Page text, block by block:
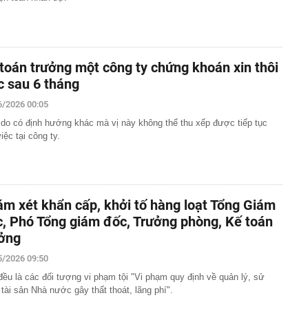
trưởng một công ty chứng khoán xin thôi
sau 6 tháng
2026 00:05
có định hướng khác mà vị này không thể thu xếp được tiếp tục
tại công ty.
xét khẩn cấp, khởi tố hàng loạt Tổng Giám
Phó Tổng giám đốc, Trưởng phòng, Kế toán
2026 09:50
là các đối tượng vi phạm tội "Vi phạm quy định về quản lý, sử
tài sản Nhà nước gây thất thoát, lãng phí".